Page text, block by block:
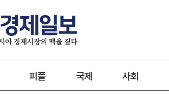
피플 국제 사회